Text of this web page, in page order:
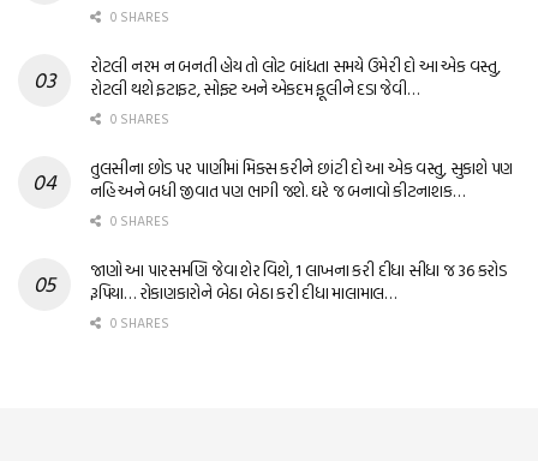
0 SHARES
રોટલી નરમ ન બનતી હોય તો લોટ બાંધતા સમયે ઉમેરી દો આ એક વસ્તુ,
રોટલી થશે ફટાફટ, સોફ્ટ અને એકદમ ફૂલીને દડા જેવી…
0 SHARES
તુલસીના છોડ પર પાણીમાં મિક્સ કરીને છાંટી દો આ એક વસ્તુ, સુકાશે પણ
નહિ અને બધી જીવાત પણ ભાગી જશે. ઘરે જ બનાવો કીટનાશક…
0 SHARES
જાણો આ પારસમણિ જેવા શેર વિશે, 1 લાખના કરી દીધા સીધા જ 36 કરોડ
રૂપિયા… રોકાણકારોને બેઠા બેઠા કરી દીધા માલામાલ…
0 SHARES